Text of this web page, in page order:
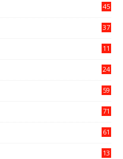
45
37
11
24
59
71
61
13